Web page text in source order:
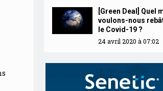
[Green Deal] Quel
voulons-nous
le Covid-19 ?
24 avril 2020 à 07:02